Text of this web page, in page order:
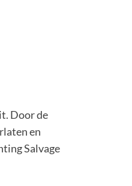
Door de
en
Salvage